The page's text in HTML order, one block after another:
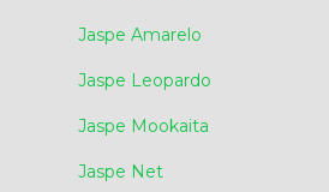
Jaspe Amarelo
Jaspe Leopardo
Jaspe Mookaita
Jaspe Net